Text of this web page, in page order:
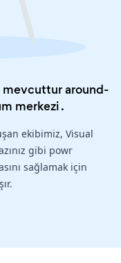
around-
merkezi.
ekibimiz, Visual
gibi powr
sağlamak için